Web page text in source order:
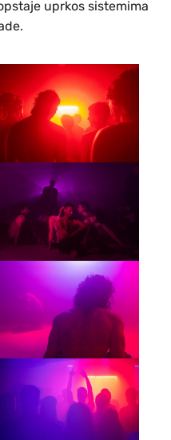
uprkos sistemima